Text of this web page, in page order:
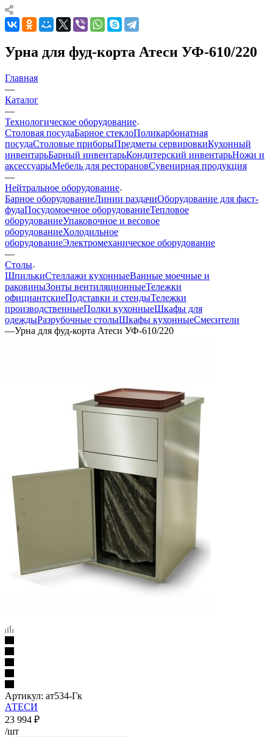
Урна для фуд-корта Атеси УФ-610/220
Главная
—
Каталог
—
Технологическое оборудование
Столовая посудаБарное стеклоПоликарбонатная
посудаСтоловые приборыПредметы сервировкиКухонный
инвентарьБарный инвентарьКондитерский инвентарьНожи и
аксессуарыМебель для ресторановСувенирная продукция
—
Нейтральное оборудование
Барное оборудованиеЛинии раздачиОборудование для фаст-
фудаПосудомоечное оборудованиеТепловое
оборудованиеУпаковочное и весовое
оборудованиеХолодильное
оборудованиеЭлектромеханическое оборудование
—
Столы
ШпилькиСтеллажи кухонныеВанные моечные и
раковиныЗонты вентиляционныеТележки
официантскиеПодставки и стендыТележки
производственныеПолки кухонныеШкафы для
одеждыРазрубочные столыШкафы кухонныеСмесители
—Урна для фуд-корта Атеси УФ-610/220
Артикул: ат534-Гк
АТЕСИ
23 994 ₽
/шт